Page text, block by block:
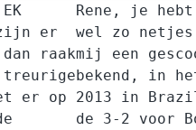
er
raak
treurige
er op
Rene, je
wel zo netjes
mij een
bekend, in
2013 in
de 3-2 voor